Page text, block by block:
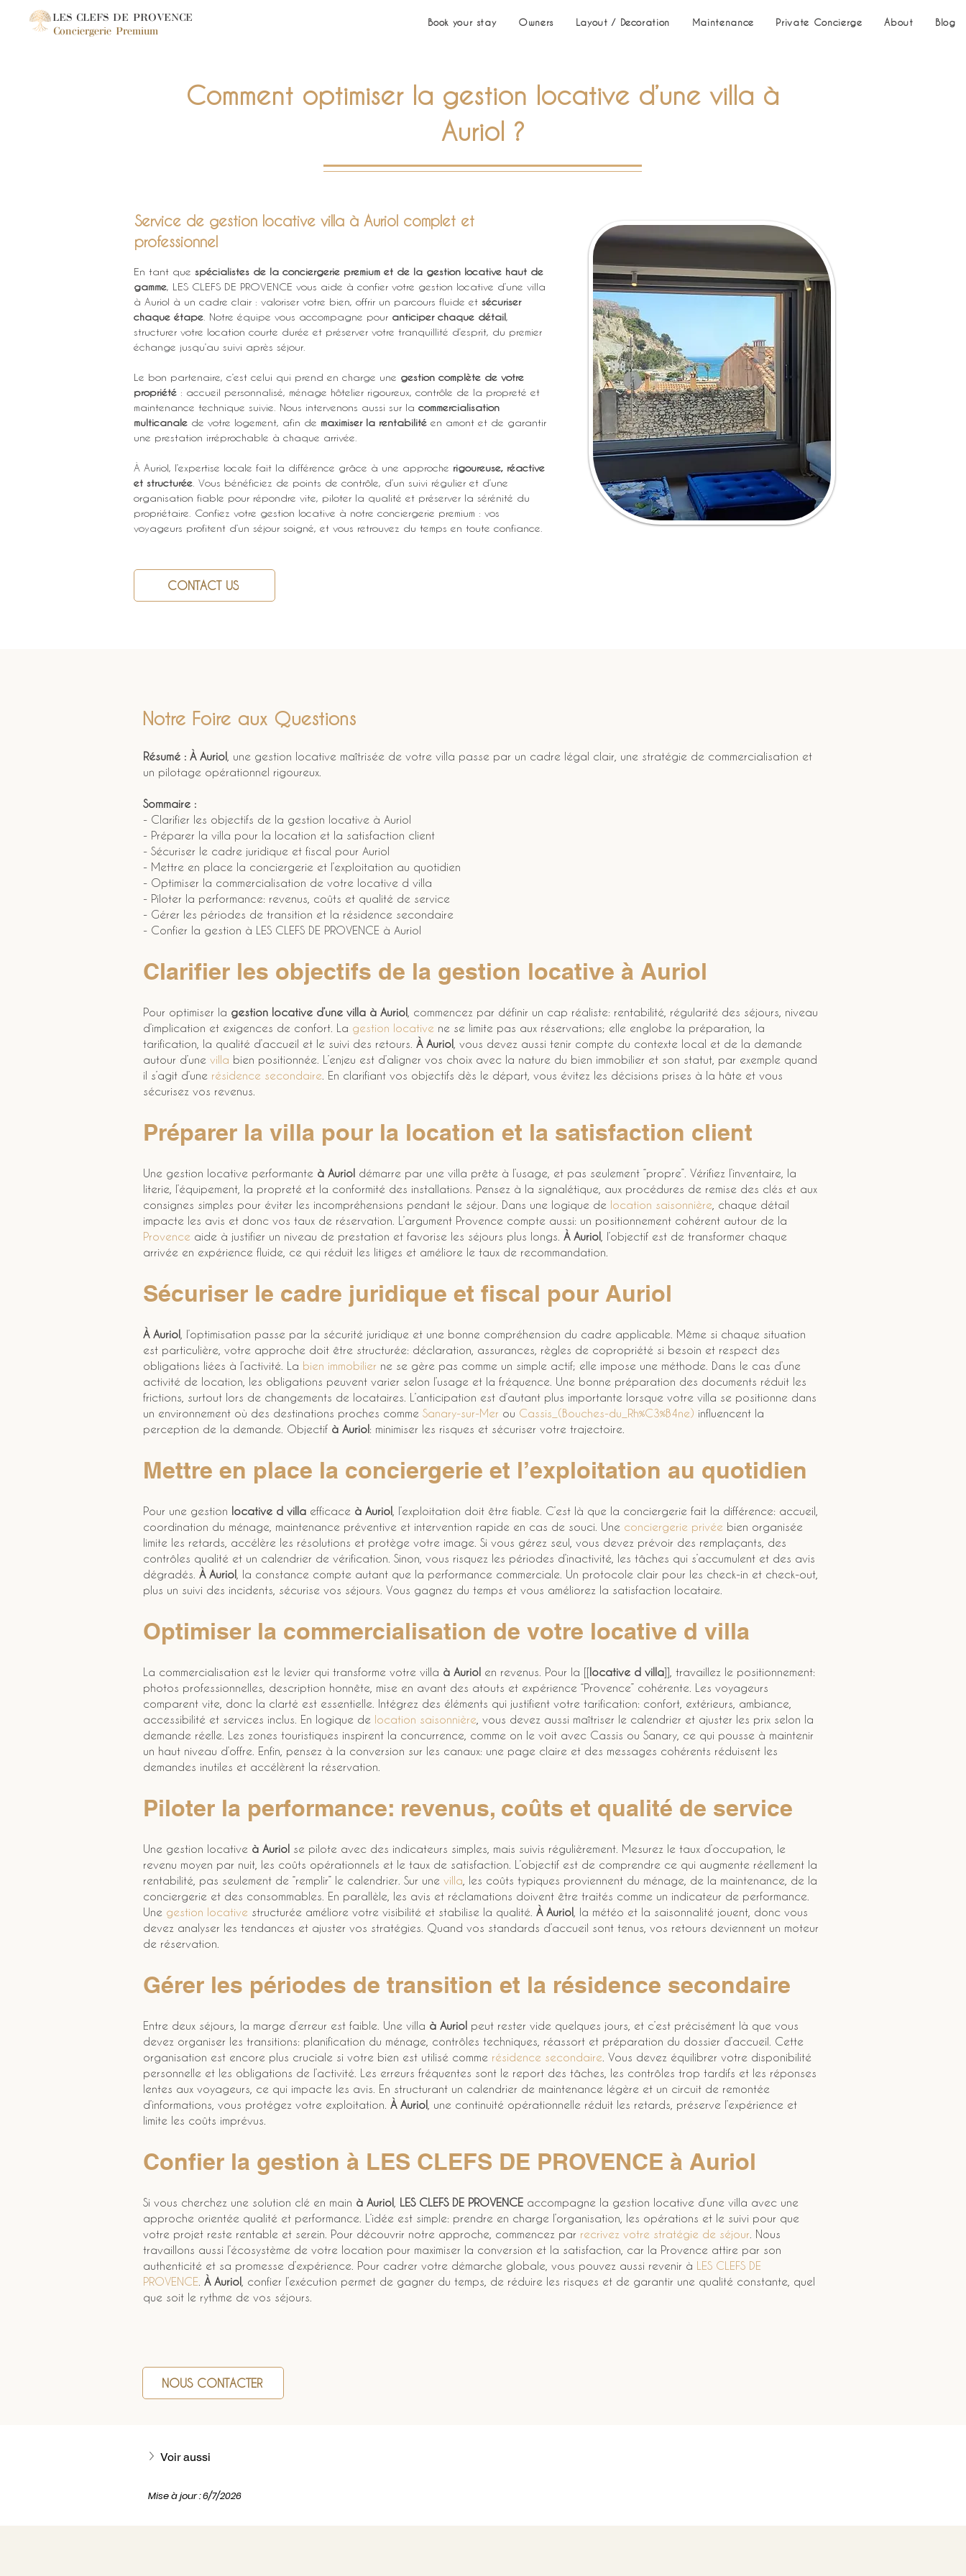
LES CLEFS DE PROVENCE
Conciergerie Premium
Book your stay Owners Layout / Decoration Maintenance Private Concierge About Blog
Comment optimiser la gestion locative d’une villa à
Auriol ?
Service de gestion locative villa à Auriol complet et
professionnel
En tant que spécialistes de la conciergerie premium et de la gestion locative haut de
gamme, LES CLEFS DE PROVENCE vous aide à confier votre gestion locative d’une villa
à Auriol à un cadre clair : valoriser votre bien, offrir un parcours fluide et sécuriser
chaque étape . Notre équipe vous accompagne pour anticiper chaque détail,
structurer votre location courte durée et préserver votre tranquillité d’esprit, du premier
échange jusqu’au suivi après séjour.
Le bon partenaire, c’est celui qui prend en charge une gestion complète de votre
propriété : accueil personnalisé, ménage hôtelier rigoureux, contrôle de la propreté et
maintenance technique suivie. Nous intervenons aussi sur la commercialisation
multicanale de votre logement, afin de maximiser la rentabilité en amont et de garantir
une prestation irréprochable à chaque arrivée.
À Auriol, l’expertise locale fait la différence grâce à une approche rigoureuse, réactive
et structurée . Vous bénéficiez de points de contrôle, d’un suivi régulier et d’une
organisation fiable pour répondre vite, piloter la qualité et préserver la sérénité du
propriétaire. Confiez votre gestion locative à notre conciergerie premium : vos
voyageurs profitent d’un séjour soigné, et vous retrouvez du temps en toute confiance.
CONTACT US
Notre Foire aux Questions
Résumé : À Auriol , une gestion locative maîtrisée de votre villa passe par un cadre légal clair, une stratégie de commercialisation et
un pilotage opérationnel rigoureux.
Sommaire :
- Clarifier les objectifs de la gestion locative à Auriol
- Préparer la villa pour la location et la satisfaction client
- Sécuriser le cadre juridique et fiscal pour Auriol
- Mettre en place la conciergerie et l’exploitation au quotidien
- Optimiser la commercialisation de votre locative d villa
- Piloter la performance: revenus, coûts et qualité de service
- Gérer les périodes de transition et la résidence secondaire
- Confier la gestion à LES CLEFS DE PROVENCE à Auriol
Clarifier les objectifs de la gestion locative à Auriol
Pour optimiser la gestion locative d’une villa à Auriol , commencez par définir un cap réaliste: rentabilité, régularité des séjours, niveau
d’implication et exigences de confort. La gestion locative ne se limite pas aux réservations; elle englobe la préparation, la
tarification, la qualité d’accueil et le suivi des retours. À Auriol , vous devez aussi tenir compte du contexte local et de la demande
autour d’une villa bien positionnée. L’enjeu est d’aligner vos choix avec la nature du bien immobilier et son statut, par exemple quand
il s’agit d’une résidence secondaire . En clarifiant vos objectifs dès le départ, vous évitez les décisions prises à la hâte et vous
sécurisez vos revenus.
Préparer la villa pour la location et la satisfaction client
Une gestion locative performante à Auriol démarre par une villa prête à l’usage, et pas seulement “propre”. Vérifiez l’inventaire, la
literie, l’équipement, la propreté et la conformité des installations. Pensez à la signalétique, aux procédures de remise des clés et aux
consignes simples pour éviter les incompréhensions pendant le séjour. Dans une logique de location saisonnière , chaque détail
impacte les avis et donc vos taux de réservation. L’argument Provence compte aussi: un positionnement cohérent autour de la
Provence aide à justifier un niveau de prestation et favorise les séjours plus longs. À Auriol , l’objectif est de transformer chaque
arrivée en expérience fluide, ce qui réduit les litiges et améliore le taux de recommandation.
Sécuriser le cadre juridique et fiscal pour Auriol
À Auriol , l’optimisation passe par la sécurité juridique et une bonne compréhension du cadre applicable. Même si chaque situation
est particulière, votre approche doit être structurée: déclaration, assurances, règles de copropriété si besoin et respect des
obligations liées à l’activité. La bien immobilier ne se gère pas comme un simple actif; elle impose une méthode. Dans le cas d’une
activité de location, les obligations peuvent varier selon l’usage et la fréquence. Une bonne préparation des documents réduit les
frictions, surtout lors de changements de locataires. L’anticipation est d’autant plus importante lorsque votre villa se positionne dans
un environnement où des destinations proches comme Sanary-sur-Mer ou Cassis_(Bouches-du_Rh%C3%B4ne) influencent la
perception de la demande. Objectif à Auriol: minimiser les risques et sécuriser votre trajectoire.
Mettre en place la conciergerie et l’exploitation au quotidien
Pour une gestion locative d villa efficace à Auriol , l’exploitation doit être fiable. C’est là que la conciergerie fait la différence: accueil,
coordination du ménage, maintenance préventive et intervention rapide en cas de souci. Une conciergerie privée bien organisée
limite les retards, accélère les résolutions et protège votre image. Si vous gérez seul, vous devez prévoir des remplaçants, des
contrôles qualité et un calendrier de vérification. Sinon, vous risquez les périodes d’inactivité, les tâches qui s’accumulent et des avis
dégradés. À Auriol , la constance compte autant que la performance commerciale. Un protocole clair pour les check-in et check-out,
plus un suivi des incidents, sécurise vos séjours. Vous gagnez du temps et vous améliorez la satisfaction locataire.
Optimiser la commercialisation de votre locative d villa
La commercialisation est le levier qui transforme votre villa à Auriol en revenus. Pour la [[locative d villa]], travaillez le positionnement:
photos professionnelles, description honnête, mise en avant des atouts et expérience “Provence” cohérente. Les voyageurs
comparent vite, donc la clarté est essentielle. Intégrez des éléments qui justifient votre tarification: confort, extérieurs, ambiance,
accessibilité et services inclus. En logique de location saisonnière , vous devez aussi maîtriser le calendrier et ajuster les prix selon la
demande réelle. Les zones touristiques inspirent la concurrence, comme on le voit avec Cassis ou Sanary, ce qui pousse à maintenir
un haut niveau d’offre. Enfin, pensez à la conversion sur les canaux: une page claire et des messages cohérents réduisent les
demandes inutiles et accélèrent la réservation.
Piloter la performance: revenus, coûts et qualité de service
Une gestion locative à Auriol se pilote avec des indicateurs simples, mais suivis régulièrement. Mesurez le taux d’occupation, le
revenu moyen par nuit, les coûts opérationnels et le taux de satisfaction. L’objectif est de comprendre ce qui augmente réellement la
rentabilité, pas seulement de “remplir” le calendrier. Sur une villa , les coûts typiques proviennent du ménage, de la maintenance, de la
conciergerie et des consommables. En parallèle, les avis et réclamations doivent être traités comme un indicateur de performance.
Une gestion locative structurée améliore votre visibilité et stabilise la qualité. À Auriol , la météo et la saisonnalité jouent, donc vous
devez analyser les tendances et ajuster vos stratégies. Quand vos standards d’accueil sont tenus, vos retours deviennent un moteur
de réservation.
Gérer les périodes de transition et la résidence secondaire
Entre deux séjours, la marge d’erreur est faible. Une villa à Auriol peut rester vide quelques jours, et c’est précisément là que vous
devez organiser les transitions: planification du ménage, contrôles techniques, réassort et préparation du dossier d’accueil. Cette
organisation est encore plus cruciale si votre bien est utilisé comme résidence secondaire . Vous devez équilibrer votre disponibilité
personnelle et les obligations de l’activité. Les erreurs fréquentes sont le report des tâches, les contrôles trop tardifs et les réponses
lentes aux voyageurs, ce qui impacte les avis. En structurant un calendrier de maintenance légère et un circuit de remontée
d’informations, vous protégez votre exploitation. À Auriol , une continuité opérationnelle réduit les retards, préserve l’expérience et
limite les coûts imprévus.
Confier la gestion à LES CLEFS DE PROVENCE à Auriol
Si vous cherchez une solution clé en main à Auriol LES CLEFS DE PROVENCE accompagne la gestion locative d’une villa avec une
approche orientée qualité et performance. L’idée est simple: prendre en charge l’organisation, les opérations et le suivi pour que
votre projet reste rentable et serein. Pour découvrir notre approche, commencez par recrivez votre stratégie de séjour . Nous
travaillons aussi l’écosystème de votre location pour maximiser la conversion et la satisfaction, car la Provence attire par son
authenticité et sa promesse d’expérience. Pour cadrer votre démarche globale, vous pouvez aussi revenir à LES CLEFS DE
PROVENCE À Auriol , confier l’exécution permet de gagner du temps, de réduire les risques et de garantir une qualité constante, quel
que soit le rythme de vos séjours.
NOUS CONTACTER
Voir aussi
Mise à jour : 6/7/2026